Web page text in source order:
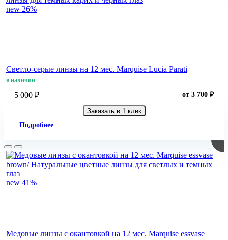
new 26%
Светло-серые линзы на 12 мес. Marquise Lucia Parati
в наличии
5 000 ₽ от 3 700 ₽
Заказать в 1 клик
Подробнее
new 41%
Медовые линзы c окантовкой на 12 мес. Marquise essvase